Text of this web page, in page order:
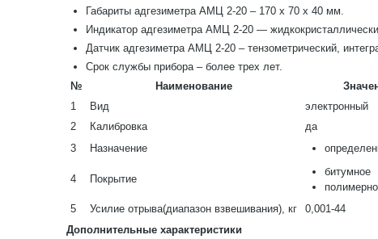
Габариты адгезиметра АМЦ 2-20 – 170 х 70 х 40 мм.
Индикатор адгезиметра АМЦ 2-20 —
Датчик адгезиметра АМЦ 2-20 – тензометрический,
Срок службы прибора – более трех лет.
№
Наименование
1
Вид
электронный
2
Калибровка
да
3
Назначение
4 Покрытие
битумное
5
Усилие отрыва(диапазон взвешивания), кг
0,001-44
Дополнительные характеристики